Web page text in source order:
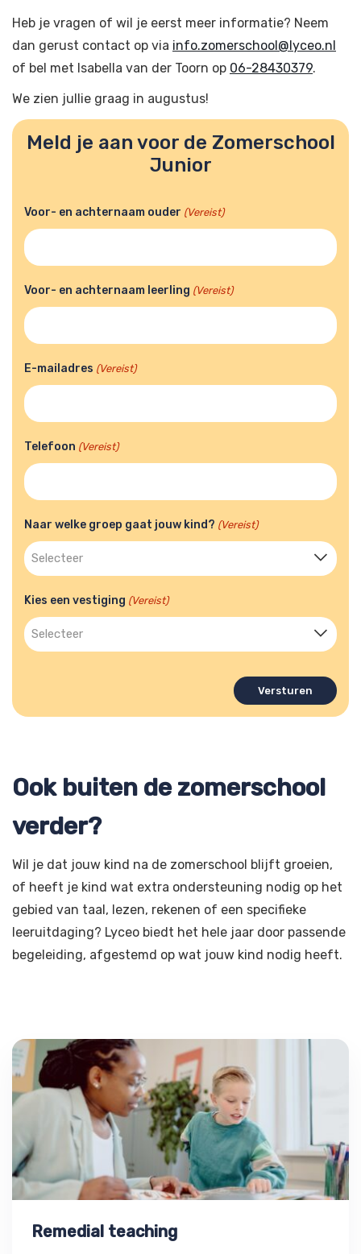
Heb je vragen of wil je eerst meer informatie? Neem
dan gerust contact op via info.zomerschool@lyceo.nl
of bel met Isabella van der Toorn op 06-28430379.
We zien jullie graag in augustus!
Meld je aan voor de Zomerschool
Junior
Voor- en achternaam ouder (Vereist)
Voor- en achternaam leerling (Vereist)
E-mailadres (Vereist)
Telefoon (Vereist)
Naar welke groep gaat jouw kind? (Vereist)
Kies een vestiging (Vereist)
Ook buiten de zomerschool
verder?
Wil je dat jouw kind na de zomerschool blijft groeien,
of heeft je kind wat extra ondersteuning nodig op het
gebied van taal, lezen, rekenen of een specifieke
leeruitdaging? Lyceo biedt het hele jaar door passende
begeleiding, afgestemd op wat jouw kind nodig heeft.
Remedial teaching
Remedial teaching